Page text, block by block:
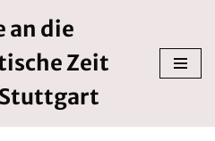
an die
Zeit
Stuttgart